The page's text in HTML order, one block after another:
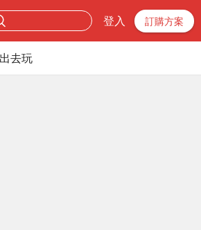
登入 訂購方案
出去玩